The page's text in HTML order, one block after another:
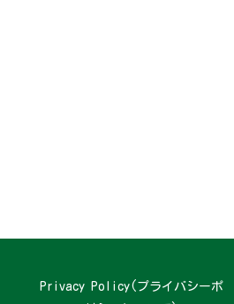
Privacy Policy(プライバシーポ